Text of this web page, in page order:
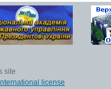
site
license